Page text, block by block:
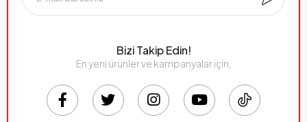
Bizi Takip Edin!
En yeni ürünler ve kampanyalar için,